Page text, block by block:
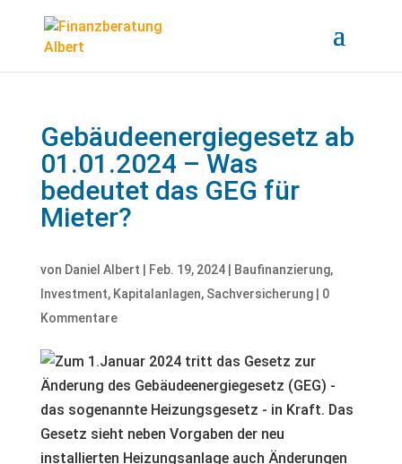
Gebäudeenergiegesetz ab
01.01.2024 – Was
bedeutet das GEG für
Mieter?
von Daniel Albert Feb. 19, 2024| Baufinanzierung,
Investment, Kapitalanlagen, Sachversicherung| 0
Kommentare